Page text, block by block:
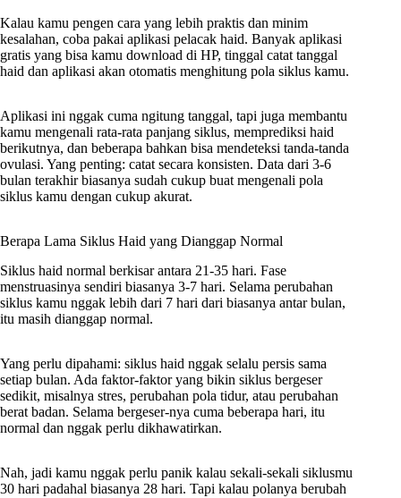
Kalau kamu pengen cara yang lebih praktis dan minim
kesalahan, coba pakai aplikasi pelacak haid. Banyak aplikasi
gratis yang bisa kamu download di HP, tinggal catat tanggal
haid dan aplikasi akan otomatis menghitung pola siklus kamu.
Aplikasi ini nggak cuma ngitung tanggal, tapi juga membantu
kamu mengenali rata-rata panjang siklus, memprediksi haid
berikutnya, dan beberapa bahkan bisa mendeteksi tanda-tanda
ovulasi. Yang penting: catat secara konsisten. Data dari 3-6
bulan terakhir biasanya sudah cukup buat mengenali pola
siklus kamu dengan cukup akurat.
Berapa Lama Siklus Haid yang Dianggap Normal
Siklus haid normal berkisar antara 21-35 hari. Fase
menstruasinya sendiri biasanya 3-7 hari. Selama perubahan
siklus kamu nggak lebih dari 7 hari dari biasanya antar bulan,
itu masih dianggap normal.
Yang perlu dipahami: siklus haid nggak selalu persis sama
setiap bulan. Ada faktor-faktor yang bikin siklus bergeser
sedikit, misalnya stres, perubahan pola tidur, atau perubahan
berat badan. Selama bergeser-nya cuma beberapa hari, itu
normal dan nggak perlu dikhawatirkan.
Nah, jadi kamu nggak perlu panik kalau sekali-sekali siklusmu
30 hari padahal biasanya 28 hari. Tapi kalau polanya berubah